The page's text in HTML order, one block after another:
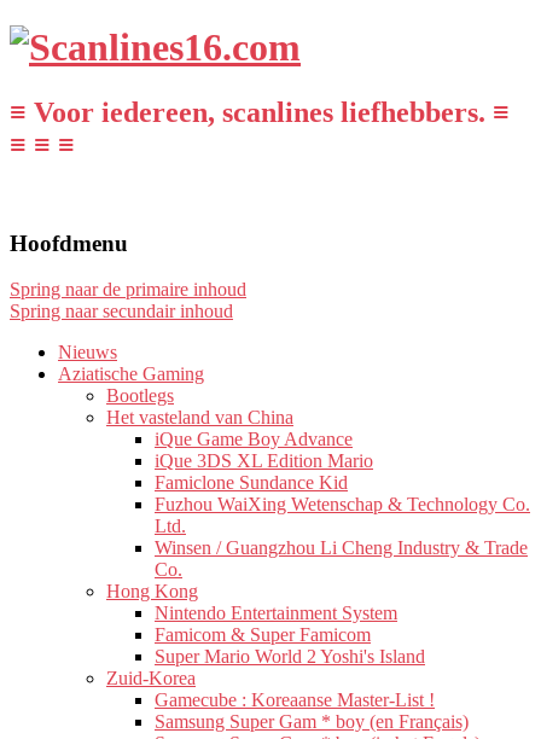
≡ Voor iedereen, scanlines liefhebbers. ≡
≡ ≡ ≡
Hoofdmenu
Spring naar de primaire inhoud
Spring naar secundair inhoud
Nieuws
Aziatische Gaming
Bootlegs
Het vasteland van China
iQue Game Boy Advance
iQue 3DS XL Edition Mario
Famiclone Sundance Kid
Fuzhou WaiXing Wetenschap & Technology Co.
Ltd.
Winsen / Guangzhou Li Cheng Industry & Trade
Co.
Hong Kong
Nintendo Entertainment System
Famicom & Super Famicom
Super Mario World 2 Yoshi's Island
Zuid-Korea
Gamecube : Koreaanse Master-List !
Samsung Super Gam * boy (en Français)